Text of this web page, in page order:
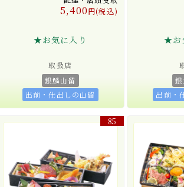
5,400円(税込)
★お気に入り
取扱店
銀鱗山留
出前・仕出しの山留
★お
出前・
85